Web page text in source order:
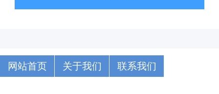
网站首页 关于我们 联系我们